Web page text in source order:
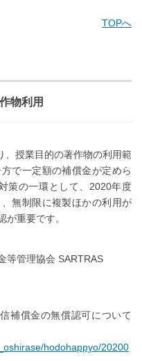
TOPへ
物利用
、授業目的の著作物の利用範
で一定額の補償金が定めら
策の一環として、2020年度
無制限に複製ほかの利用が
が重要です。
等管理協会 SARTRAS
補償金の無償認可について
hodohappyo/20200